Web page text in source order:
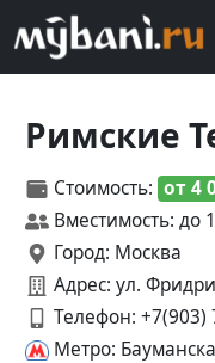
Римские
Стоимость: от 4
Вместимость: до
Город: Москва
Адрес: ул.
Телефон: +7(903)
Метро: